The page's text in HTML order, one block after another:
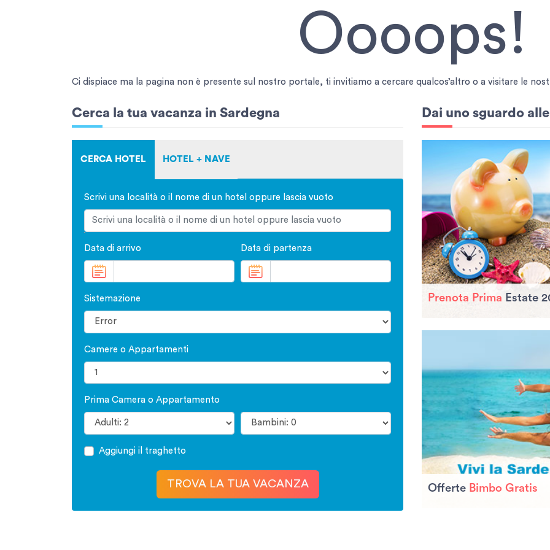
Oooops!
Ci dispiace ma la pagina non è presente sul nostro portale, ti invitiamo a cercare qualcos’altro o a visitare le
Cerca la tua vacanza in Sardegna
CERCA HOTEL HOTEL + NAVE
Scrivi una località o il nome di un hotel oppure lascia vuoto
Data di arrivo Data di partenza
Sistemazione
Camere o Appartamenti
Prima Camera o Appartamento
Aggiungi il traghetto
TROVA LA TUA VACANZA
Dai uno sguardo
Prenota Prima Estate
Offerte Bimbo Gratis